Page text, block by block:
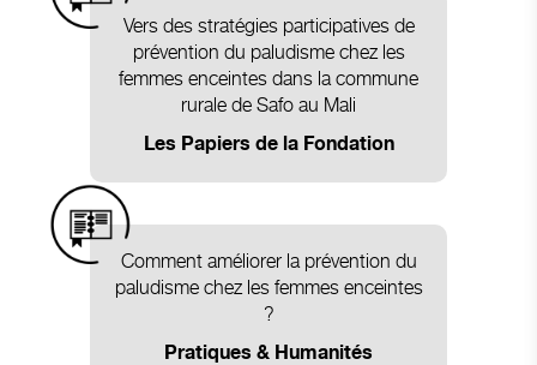
Vers des stratégies participatives de
prévention du paludisme chez les
femmes enceintes dans la commune
rurale de Safo au Mali
Les Papiers de la Fondation
Comment améliorer la prévention du
paludisme chez les femmes enceintes
?
Pratiques & Humanités